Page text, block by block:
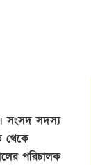
সংসদ সদস্য
থেকে
পরিচালক